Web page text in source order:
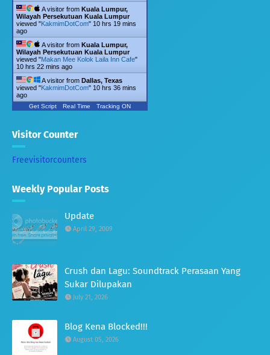
A visitor from Kuala Lumpur,
Wilayah Persekutuan Kuala Lumpur
viewed "KakmimDotCom" 10 hrs 19 mins
ago
A visitor from Kuala Lumpur,
Wilayah Persekutuan Kuala Lumpur
viewed "Makan Mee Kolok Laila Inn Cafe"
10 hrs 22 mins ago
A visitor from Dallas, Texas
viewed "KakmimDotCom" 10 hrs 36 mins
ago
Get Script Real Time Tracking ON
Visitor Counter
Freevisitorcounters
Weekly Popular Posts
Update
April 29, 2009
Crush dan Lagu: Soundtrack Perasaan Yang
Sukar Dilupakan
July 21, 2026
Blog Kena Blocked!!!
August 05, 2026